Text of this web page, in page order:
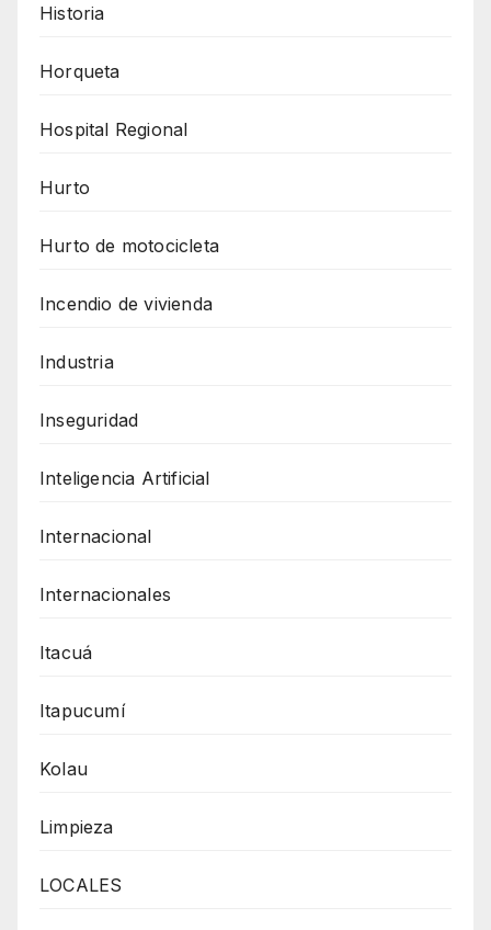
Historia
Horqueta
Hospital Regional
Hurto
Hurto de motocicleta
Incendio de vivienda
Industria
Inseguridad
Inteligencia Artificial
Internacional
Internacionales
Itacuá
Itapucumí
Kolau
Limpieza
LOCALES